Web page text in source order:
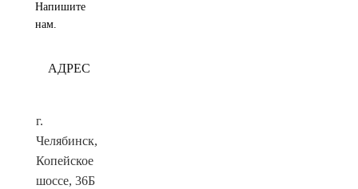
Напишите
нам.
АДРЕС
г.
Челябинск,
Копейское
шоссе, 36Б